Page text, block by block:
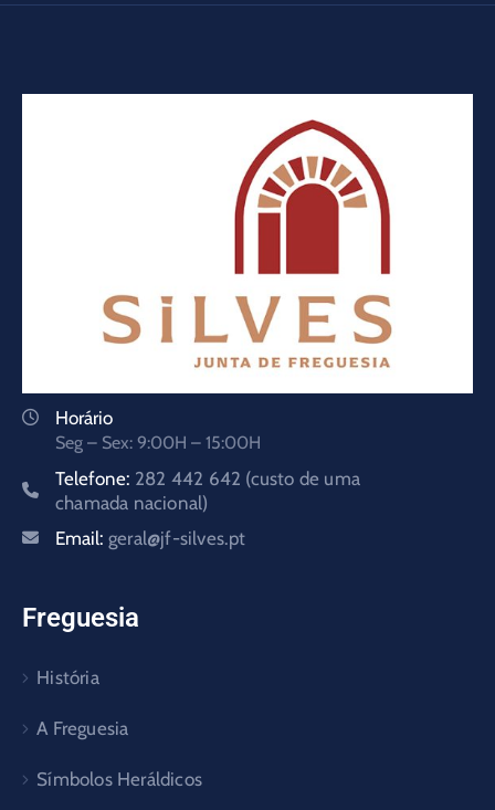
Horário
Seg – Sex: 9:00H – 15:00H
Telefone: 282 442 642 (custo de uma
chamada nacional)
Email: geral@jf-silves.pt
Freguesia
História
A Freguesia
Símbolos Heráldicos